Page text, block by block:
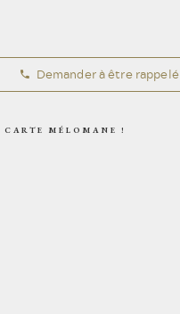
Demander à être rappelé
CARTE MÉLOMANE !